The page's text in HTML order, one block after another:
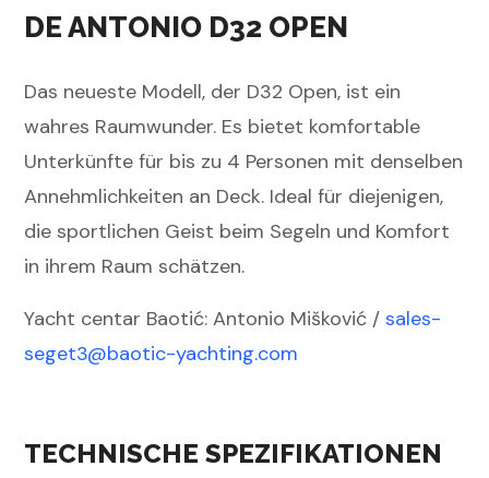
DE ANTONIO D32 OPEN
Das neueste Modell, der D32 Open, ist ein
wahres Raumwunder. Es bietet komfortable
Unterkünfte für bis zu 4 Personen mit denselben
Annehmlichkeiten an Deck. Ideal für diejenigen,
die sportlichen Geist beim Segeln und Komfort
in ihrem Raum schätzen.
Yacht centar Baotić: Antonio Mišković /sales-
seget3@baotic-yachting.com
TECHNISCHE SPEZIFIKATIONEN